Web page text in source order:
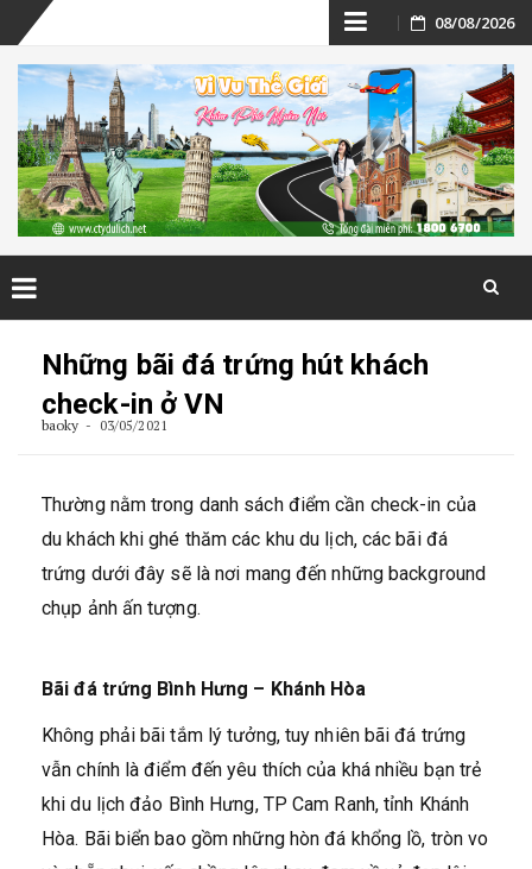
Skip
to
content
08/08/2026
Những bãi đá trứng hút khách
check-in ở VN
baoky 03/05/2021
Thường nằm trong danh sách điểm cần check-in của
du khách khi ghé thăm các khu du lịch, các bãi đá
trứng dưới đây sẽ là nơi mang đến những background
chụp ảnh ấn tượng.
Bãi đá trứng Bình Hưng – Khánh Hòa
Không phải bãi tắm lý tưởng, tuy nhiên bãi đá trứng
vẫn chính là điểm đến yêu thích của khá nhiều bạn trẻ
khi du lịch đảo Bình Hưng, TP Cam Ranh, tỉnh Khánh
Hòa. Bãi biển bao gồm những hòn đá khổng lồ, tròn vo